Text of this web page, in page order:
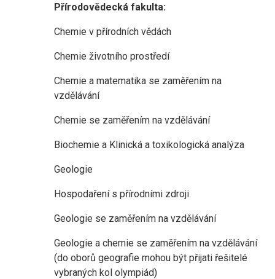
Přírodovědecká fakulta:
Chemie v přírodních vědách
Chemie životního prostředí
Chemie a matematika se zaměřením na
vzdělávání
Chemie se zaměřením na vzdělávání
Biochemie a Klinická a toxikologická analýza
Geologie
Hospodaření s přírodními zdroji
Geologie se zaměřením na vzdělávání
Geologie a chemie se zaměřením na vzdělávání
(do oborů geografie mohou být přijati řešitelé
vybraných kol olympiád)